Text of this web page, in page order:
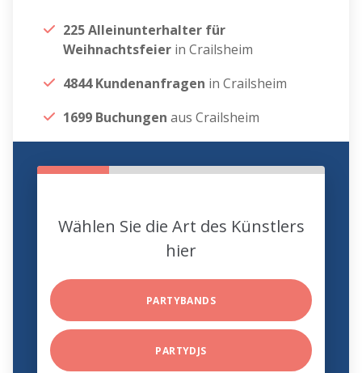
225 Alleinunterhalter für
Weihnachtsfeier in Crailsheim
4844 Kundenanfragen in Crailsheim
1699 Buchungen aus Crailsheim
Wählen Sie die Art des Künstlers
hier
PARTYBANDS
PARTYDJS